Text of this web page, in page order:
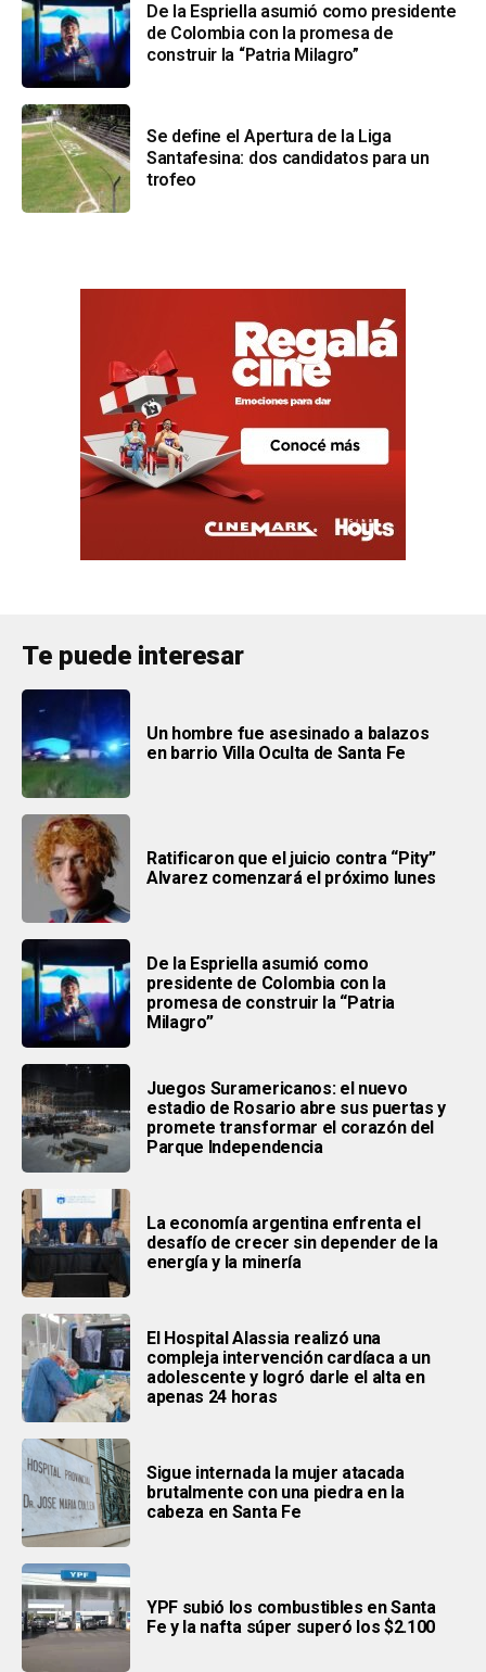
De la Espriella asumió como presidente
de Colombia con la promesa de
construir la “Patria Milagro”
Se define el Apertura de la Liga
Santafesina: dos candidatos para un
trofeo
Te puede interesar
Un hombre fue asesinado a balazos
en barrio Villa Oculta de Santa Fe
Ratificaron que el juicio contra “Pity”
Alvarez comenzará el próximo lunes
De la Espriella asumió como
presidente de Colombia con la
promesa de construir la “Patria
Milagro”
Juegos Suramericanos: el nuevo
estadio de Rosario abre sus puertas y
promete transformar el corazón del
Parque Independencia
La economía argentina enfrenta el
desafío de crecer sin depender de la
energía y la minería
El Hospital Alassia realizó una
compleja intervención cardíaca a un
adolescente y logró darle el alta en
apenas 24 horas
Sigue internada la mujer atacada
brutalmente con una piedra en la
cabeza en Santa Fe
YPF subió los combustibles en Santa
Fe y la nafta súper superó los $2.100